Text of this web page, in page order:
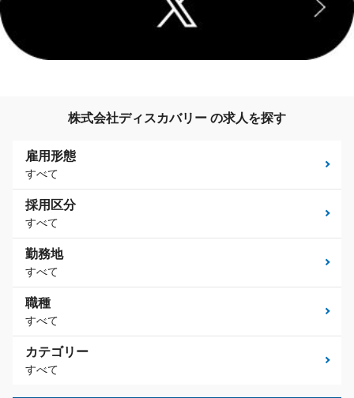
株式会社ディスカバリー の求人を探す
雇用形態
すべて
採用区分
すべて
勤務地
すべて
職種
すべて
カテゴリー
すべて